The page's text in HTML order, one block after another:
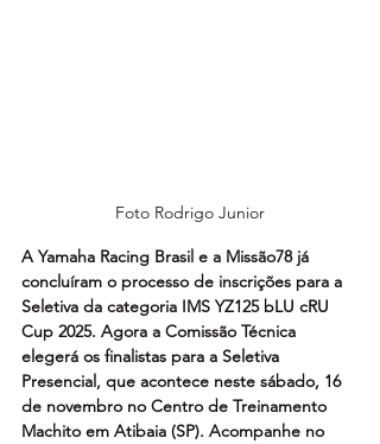
Foto Rodrigo Junior
A Yamaha Racing Brasil e a Missão78 já
concluíram o processo de inscrições para a
Seletiva da categoria IMS YZ125 bLU cRU
Cup 2025. Agora a Comissão Técnica
elegerá os finalistas para a Seletiva
Presencial, que acontece neste sábado, 16
de novembro no Centro de Treinamento
Machito em Atibaia (SP). Acompanhe no